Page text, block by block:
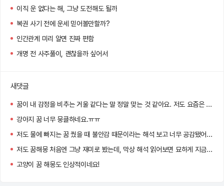
이직 운 없다는 해, 그냥 도전해도 될까
복권 사기 전에 운세 믿어볼만할까?
인간관계 미리 알면 진짜 편함
개명 전 사주풀이, 괜찮을까 싶어서
새댓글
꿈이 내 감정을 비추는 거울 같다는 말 정말 맞는 것 같아요. 저도 요즘은 아침마다 꿈을 기록하게 됐어요 :)
강아지 꿈 너무 뭉클하네요.ㅠㅠ
저도 물에 빠지는 꿈 꿨을 때 불안감 때문이라는 해석 보고 너무 공감됐어요…
저도 꿈해몽 처음엔 그냥 재미로 봤는데, 막상 해석 읽어보면 묘하게 지금 내 상황이랑 맞아서 소름 돋더라고요!
고양이 꿈 해몽도 인상적이네요!